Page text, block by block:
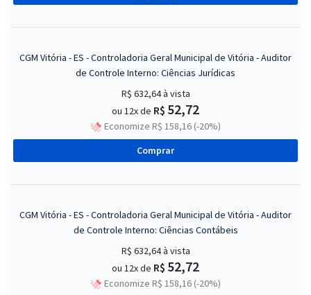
CGM Vitória - ES - Controladoria Geral Municipal de Vitória - Auditor
de Controle Interno: Ciências Jurídicas
R$ 632,64à vista
ou 12x de R$ 52,72
Economize R$ 158,16 (-20%)
Comprar
CGM Vitória - ES - Controladoria Geral Municipal de Vitória - Auditor
de Controle Interno: Ciências Contábeis
R$ 632,64à vista
ou 12x de R$ 52,72
Economize R$ 158,16 (-20%)